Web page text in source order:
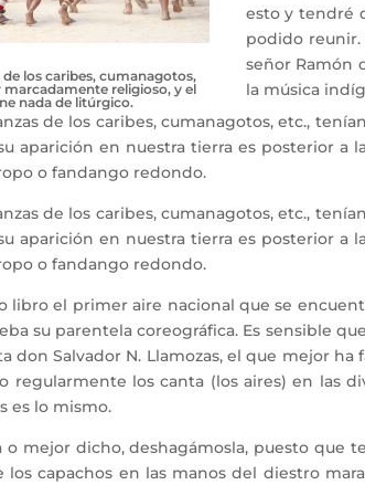
de los caribes, cumanagotos,
religioso, y el
nada de litúrgico.
esto y tendré
podido reunir.
señor Ramón
la música
de los caribes, cumanagotos, etc.,
aparición en nuestra tierra es posterior a
o fandango redondo.
de los caribes, cumanagotos, etc.,
aparición en nuestra tierra es posterior a
o fandango redondo.
el primer aire nacional que se
su parentela coreográfica. Es sensible
don Salvador N. Llamozas, el que mejor
regularmente los canta (los aires) en las
es lo mismo.
mejor dicho, deshagámosla, puesto que
capachos en las manos del diestro